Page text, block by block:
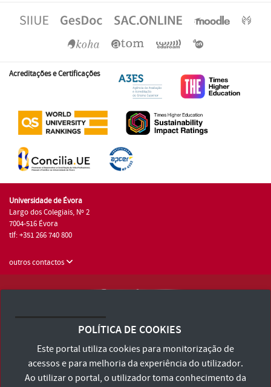
Acreditações e Certificações
Universidade de Évora
Largo dos Colegiais, Nº 2
7004-516 Évora
tlf: +351 266 740 800
outros contactos
Consulte os Termos e Condições e Política de Privacidade
Declaração de Acessibilidade
POLÍTICA DE COOKIES
Este portal utiliza cookies para monitorização de
acessos e para melhoria da experiência do utilizador.
Ao utilizar o portal, o utilizador toma conhecimento da